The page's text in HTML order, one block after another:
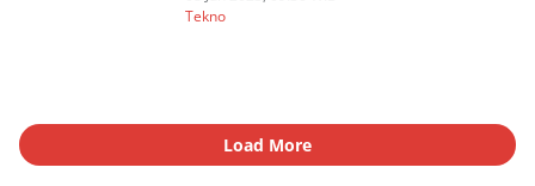
Tekno
Load More